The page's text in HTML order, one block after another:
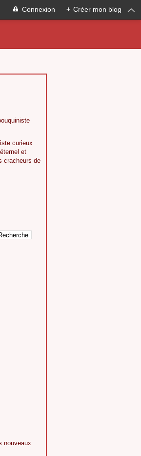
Connexion + Créer mon blog
curieux
et
cracheurs de
nouveaux